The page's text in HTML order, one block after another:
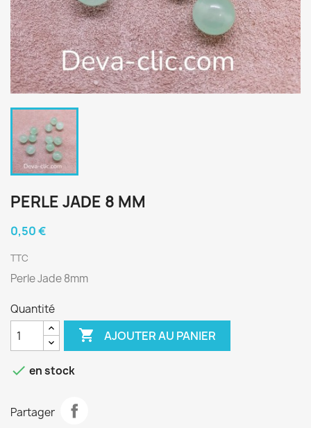
PERLE JADE 8 MM
0,50 €
TTC
Perle Jade 8mm
Quantité
 AJOUTER AU PANIER
 en stock
Partager